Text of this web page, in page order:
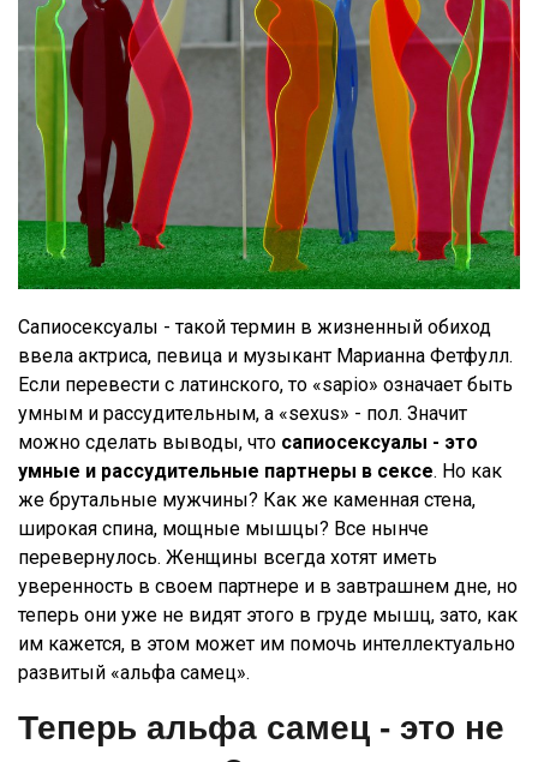
Сапиосексуалы - такой термин в жизненный обиход
ввела актриса, певица и музыкант Марианна Фетфулл.
Если перевести с латинского, то «sapio» означает быть
умным и рассудительным, а «sexus» - пол. Значит
можно сделать выводы, что сапиосексуалы - это
умные и рассудительные партнеры в сексе. Но как
же брутальные мужчины? Как же каменная стена,
широкая спина, мощные мышцы? Все нынче
перевернулось. Женщины всегда хотят иметь
уверенность в своем партнере и в завтрашнем дне, но
теперь они уже не видят этого в груде мышц, зато, как
им кажется, в этом может им помочь интеллектуально
развитый «альфа самец».
Теперь альфа самец - это не